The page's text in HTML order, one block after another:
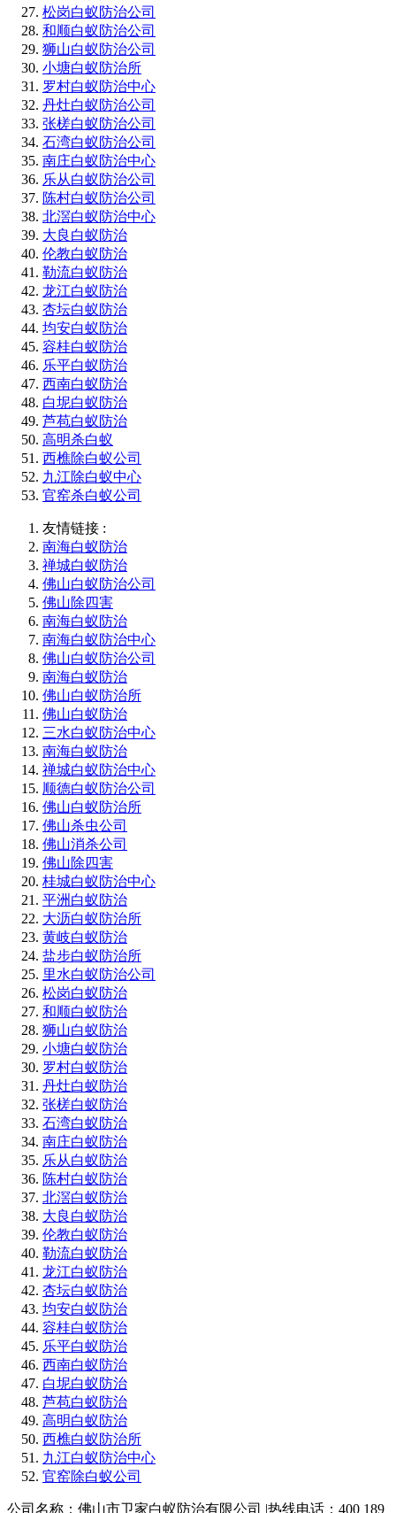
松岗白蚁防治公司
和顺白蚁防治公司
狮山白蚁防治公司
小塘白蚁防治所
罗村白蚁防治中心
丹灶白蚁防治公司
张槎白蚁防治公司
石湾白蚁防治公司
南庄白蚁防治中心
乐从白蚁防治公司
陈村白蚁防治公司
北滘白蚁防治中心
大良白蚁防治
伦教白蚁防治
勒流白蚁防治
龙江白蚁防治
杏坛白蚁防治
均安白蚁防治
容桂白蚁防治
乐平白蚁防治
西南白蚁防治
白坭白蚁防治
芦苞白蚁防治
高明杀白蚁
西樵除白蚁公司
九江除白蚁中心
官窑杀白蚁公司
友情链接 :
南海白蚁防治
禅城白蚁防治
佛山白蚁防治公司
佛山除四害
南海白蚁防治
南海白蚁防治中心
佛山白蚁防治公司
南海白蚁防治
佛山白蚁防治所
佛山白蚁防治
三水白蚁防治中心
南海白蚁防治
禅城白蚁防治中心
顺德白蚁防治公司
佛山白蚁防治所
佛山杀虫公司
佛山消杀公司
佛山除四害
桂城白蚁防治中心
平洲白蚁防治
大沥白蚁防治所
黄岐白蚁防治
盐步白蚁防治所
里水白蚁防治公司
松岗白蚁防治
和顺白蚁防治
狮山白蚁防治
小塘白蚁防治
罗村白蚁防治
丹灶白蚁防治
张槎白蚁防治
石湾白蚁防治
南庄白蚁防治
乐从白蚁防治
陈村白蚁防治
北滘白蚁防治
大良白蚁防治
伦教白蚁防治
勒流白蚁防治
龙江白蚁防治
杏坛白蚁防治
均安白蚁防治
容桂白蚁防治
乐平白蚁防治
西南白蚁防治
白坭白蚁防治
芦苞白蚁防治
高明白蚁防治
西樵白蚁防治所
九江白蚁防治中心
官窑除白蚁公司
公司名称：佛山市卫家白蚁防治有限公司 |热线电话：400 189